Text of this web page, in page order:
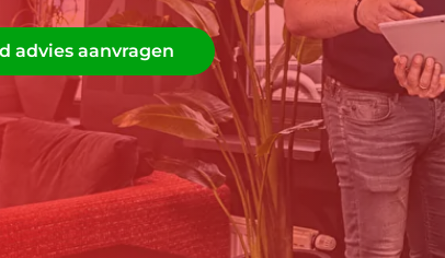
advies aanvragen
advies aanvragen